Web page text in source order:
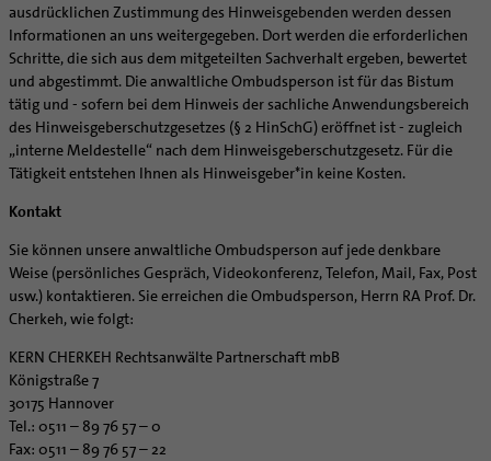
ausdrücklichen Zustimmung des Hinweisgebenden werden dessen
Informationen an uns weitergegeben. Dort werden die erforderlichen
Schritte, die sich aus dem mitgeteilten Sachverhalt ergeben, bewertet
und abgestimmt. Die anwaltliche Ombudsperson ist für das Bistum
tätig und - sofern bei dem Hinweis der sachliche Anwendungsbereich
des Hinweisgeberschutzgesetzes (§ 2 HinSchG) eröffnet ist - zugleich
„interne Meldestelle“ nach dem Hinweisgeberschutzgesetz. Für die
Tätigkeit entstehen Ihnen als Hinweisgeber*in keine Kosten.
Kontakt
Sie können unsere anwaltliche Ombudsperson auf jede denkbare
Weise (persönliches Gespräch, Videokonferenz, Telefon, Mail, Fax, Post
usw.) kontaktieren. Sie erreichen die Ombudsperson, Herrn RA Prof. Dr.
Cherkeh, wie folgt:
KERN CHERKEH Rechtsanwälte Partnerschaft mbB
Königstraße 7
30175 Hannover
Tel.: 0511 – 89 76 57 – 0
Fax: 0511 – 89 76 57 – 22